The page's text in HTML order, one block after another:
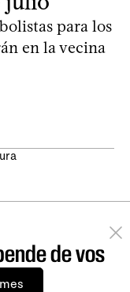
para los
en la vecina
de vos